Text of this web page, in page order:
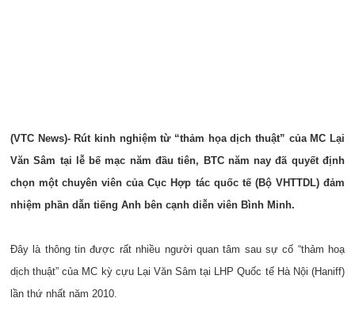
(VTC News)- Rút kinh nghiệm từ “thảm họa dịch thuật” của MC Lại
Văn Sâm tại lễ bế mạc năm đầu tiên, BTC năm nay đã quyết định
chọn một chuyên viên của Cục Hợp tác quốc tế (Bộ VHTTDL) đảm
nhiệm phần dẫn tiếng Anh bên cạnh diễn viên Bình Minh.
Đây là thông tin được rất nhiều người quan tâm sau sự cố “thảm hoạ
dịch thuật” của MC kỳ cựu Lại Văn Sâm tại LHP Quốc tế Hà Nội (Haniff)
lần thứ nhất năm 2010.